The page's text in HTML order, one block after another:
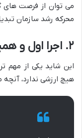
می توان از فرصت های
محرکه رشد سازمان
۲. اجرا اول و همیشه
این شاید یکی از مهم
هیچ ارزشی ندارد، آنچه